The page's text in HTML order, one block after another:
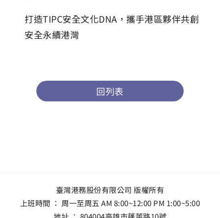
打造TIPC安全文化DNA，攜手港區夥伴共創
安全永續港灣
回列表
臺灣港務股份有限公司 版權所有
上班時間 ： 周一至周五 AM 8:00~12:00 PM 1:00~5:00